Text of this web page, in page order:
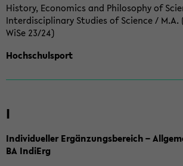
History, Economics and Philosophy of
Interdisciplinary Studies of Science / M.A.
WiSe 23/24)
Hochschulsport
I
Individueller Ergänzungsbereich –
BA IndiErg